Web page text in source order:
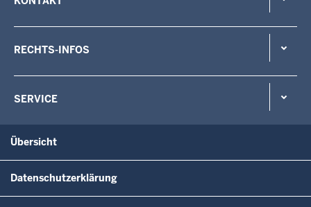
RECHTS-INFOS
SERVICE
Übersicht
Datenschutzerklärung